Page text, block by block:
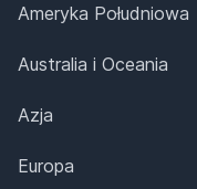
Ameryka Południowa
Australia i Oceania
Azja
Europa